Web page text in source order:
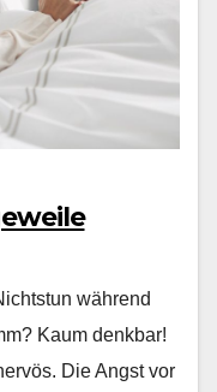
während
Kaum denkbar!
Die Angst vor